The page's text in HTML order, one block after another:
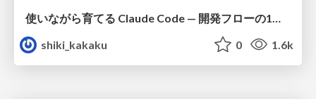
shiki_kakaku
0 1.6k